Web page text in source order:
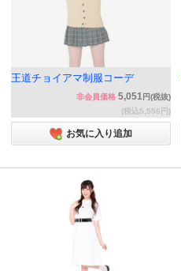
王道チョイアマ制服コーデ
非会員価格 5,051円(税抜)
(税込5,556円)
お気に入り追加